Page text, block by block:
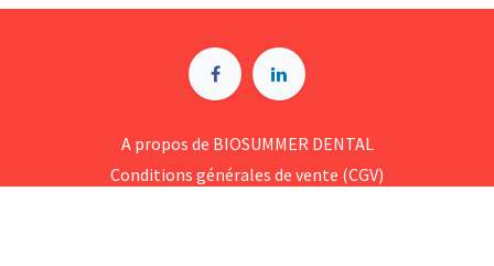
A p​ropos de BIOSUMMER DENTAL
Conditions générales d​e vente (CGV)